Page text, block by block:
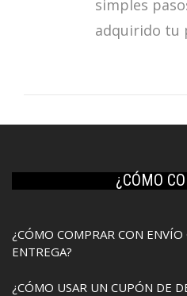
simples
adquirido tu
¿CÓMO
¿CÓMO COMPRAR CON
ENTREGA?
¿CÓMO USAR UN CUPÓN DE